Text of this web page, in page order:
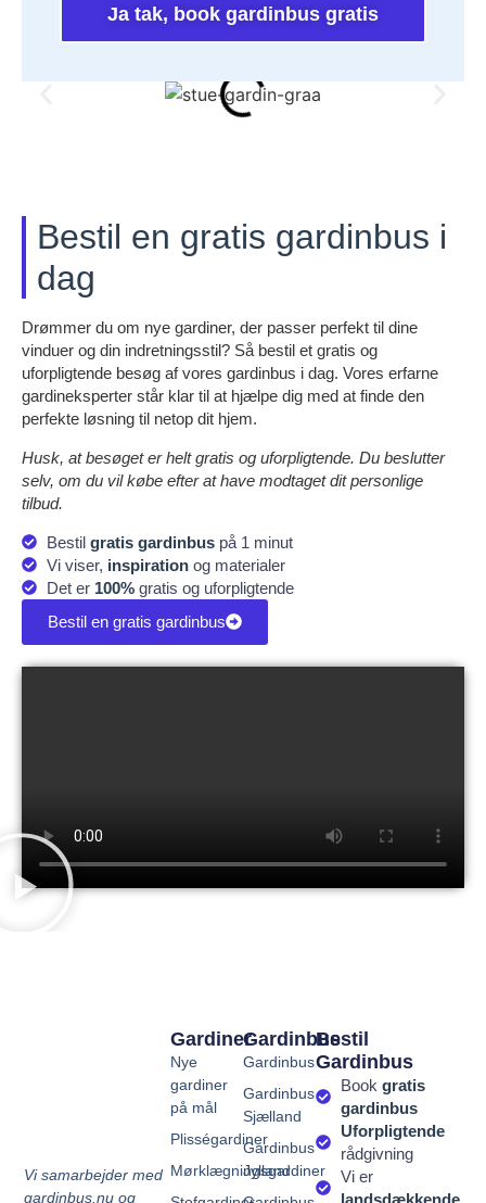
Ja tak, book gardinbus gratis
Bestil en gratis gardinbus i
dag
Drømmer du om nye gardiner, der passer perfekt til dine
vinduer og din indretningsstil? Så bestil et gratis og
uforpligtende besøg af vores gardinbus i dag. Vores erfarne
gardineksperter står klar til at hjælpe dig med at finde den
perfekte løsning til netop dit hjem.
Husk, at besøget er helt gratis og uforpligtende. Du beslutter
selv, om du vil købe efter at have modtaget dit personlige
tilbud.
Bestil gratis gardinbuspå 1 minut
Vi viser, inspirationog materialer
Det er 100%gratis og uforpligtende
Bestil en gratis gardinbus
Vi samarbejder med
gardinbus.nu og
Gardinbus
Gardinbus
Gardinbus
Sjælland
Gardinbus
Jylland
Gardiner
Nye
gardiner
på mål
Plisségardiner
Mørklægningsgardiner
Bestil
Gardinbus
Book gratis
gardinbus
Uforpligtende
rådgivning
Vi er